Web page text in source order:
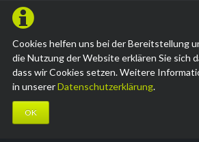
Cookies helfen uns bei der Bereitstellung
die Nutzung der Website erklären Sie sich
dass wir Cookies setzen. Weitere
in unsererDatenschutzerklärung.
OK